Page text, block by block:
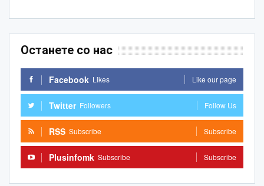
Останете со нас
Facebook Likes Like our page
Twitter Followers Follow Us
RSS Subscribe Subscribe
Plusinfomk Subscribe Subscribe